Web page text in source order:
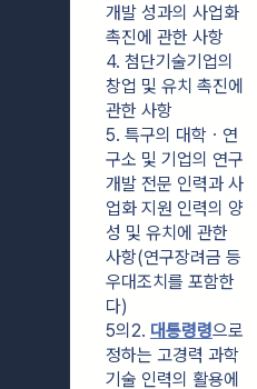
개발 성과의 사업화
촉진에 관한 사항
4. 첨단기술기업의
창업 및 유치 촉진에
관한 사항
5. 특구의 대학ㆍ연
구소 및 기업의 연구
개발 전문 인력과 사
업화 지원 인력의 양
성 및 유치에 관한
사항(연구장려금 등
우대조치를 포함한
다)
5의2. 대통령령으로
정하는 고경력 과학
기술 인력의 활용에